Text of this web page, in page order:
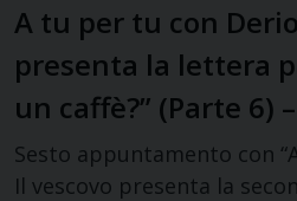
A tu per tu con
presenta la lettera
un caffè?” (Parte 6)
Sesto appuntamento con
Il vescovo presenta la